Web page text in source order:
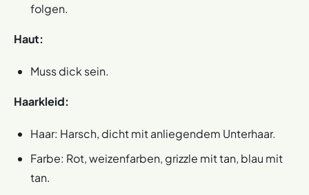
folgen.
Haut:
Muss dick sein.
Haarkleid:
Haar: Harsch, dicht mit anliegendem Unterhaar.
Farbe: Rot, weizenfarben, grizzle mit tan, blau mit
tan.